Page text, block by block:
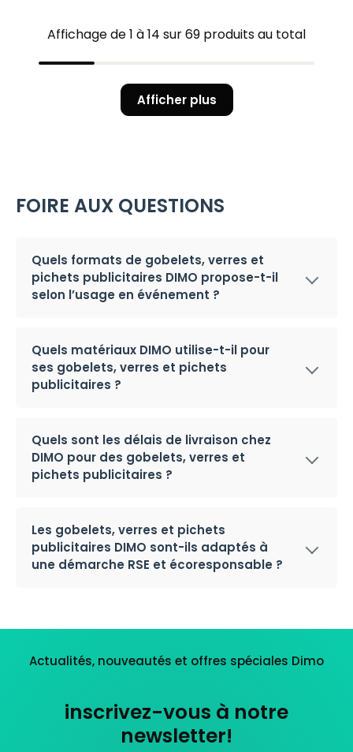
Affichage de 1 à 14 sur 69 produits au total
Afficher plus
FOIRE AUX QUESTIONS
Quels formats de gobelets, verres et
pichets publicitaires DIMO propose-t-il
selon l’usage en événement ?
Quels matériaux DIMO utilise-t-il pour
ses gobelets, verres et pichets
publicitaires ?
Quels sont les délais de livraison chez
DIMO pour des gobelets, verres et
pichets publicitaires ?
Les gobelets, verres et pichets
publicitaires DIMO sont-ils adaptés à
une démarche RSE et écoresponsable ?
Actualités, nouveautés et offres spéciales Dimo
inscrivez-vous à notre
newsletter!